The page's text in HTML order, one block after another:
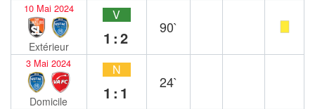
10 Mai 2024
Extérieur
V
1:2
90`
3 Mai 2024
Domicile
N
1:1
24`